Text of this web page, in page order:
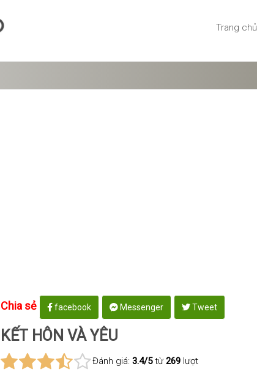
Trang chủ
Chia sẻ facebook Messenger Tweet
KẾT HÔN VÀ YÊU
Đánh giá: 3.4/5từ 269 lượt